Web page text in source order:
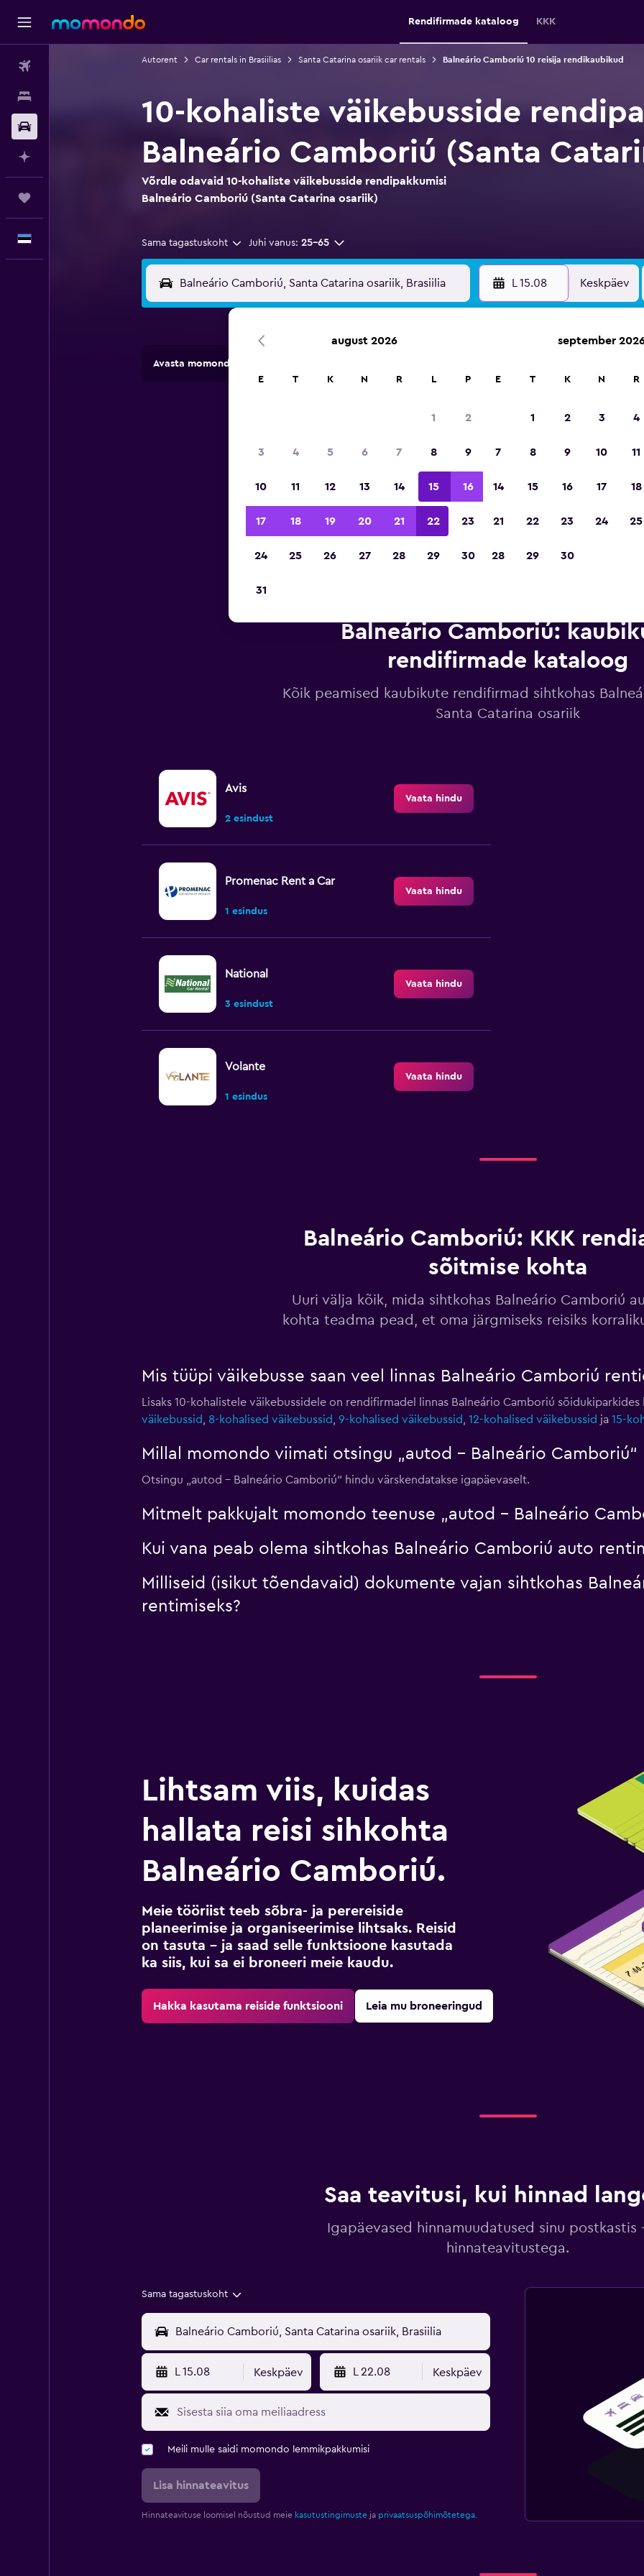
Rendifirmade kataloog KKK
Autorent Car rentals in Brasiilias Santa Catarina osariik car rentals Balneário Camboriú 10 reisija rendikaubikud
10-kohaliste väikebusside
Balneário Camboriú (Santa
Võrdle odavaid 10-kohaliste väikebusside rendipakkumisi
Balneário Camboriú (Santa Catarina osariik)
Sama tagastuskoht Juhi vanus: 25–65
L 15.08 Keskpäev
Avasta momondoga rendifirmade pakkumisi enam kui 70 000 asukohas.
Balneário Camboriú:
rendifirmade kataloog
Kõik peamised kaubikute rendifirmad sihtkohas
Santa Catarina osariik
Avis
2 esindust
Vaata hindu
Promenac Rent a Car
1 esindus
Vaata hindu
National
3 esindust
Vaata hindu
Volante
1 esindus
Vaata hindu
Vaata hindu
1 esindus
Vaata hindu
Balneário Camboriú: KKK
sõitmise kohta
Uuri välja kõik, mida sihtkohas Balneário Camboriú
kohta teadma pead, et oma järgmiseks reisiks
Mis tüüpi väikebusse saan veel linnas Balneário Camboriú
Lisaks 10-kohalistele väikebussidele on rendifirmadel linnas Balneário Camboriú sõidukiparkides
väikebussid
8-kohalised väikebussid 9-kohalised väikebussid 12-kohalised väikebussid ja 15-
Millal momondo viimati otsingu „autod – Balneário
Otsingu „autod – Balneário Camboriú“ hindu värskendatakse igapäevaselt.
Mitmelt pakkujalt momondo teenuse „autod – Balneário
Kui vana peab olema sihtkohas Balneário Camboriú auto
Milliseid (isikut tõendavaid) dokumente vajan sihtkohas
rentimiseks?
Lihtsam viis, kuidas
hallata reisi sihkohta
Balneário Camboriú.
Meie tööriist teeb sõbra- ja perereiside
planeerimise ja organiseerimise lihtsaks. Reisid
on tasuta – ja saad selle funktsioone kasutada
ka siis, kui sa ei broneeri meie kaudu.
Hakka kasutama reiside funktsiooni Leia mu broneeringud
Saa teavitusi, kui hinnad
Igapäevased hinnamuudatused sinu postkastis
hinnateavitustega.
Sama tagastuskoht
L 15.08 Keskpäev L 22.08 Keskpäev
Meili mulle saidi momondo lemmikpakkumisi
Lisa hinnateavitus
Hinnateavituse loomisel nõustud meie kasutustingimusteja privaatsuspõhimõtetega.
august 2026
E T K N R L P
1 2
3 4 5 6 7 8 9
10 11 12 13 14 15 16
17 18 19 20 21 22 23
24 25 26 27 28 29 30
31
september
E T K N R
1 2 3 4
7 8 9 10 11
14 15 16 17 18
21 22 23 24 25
28 29 30